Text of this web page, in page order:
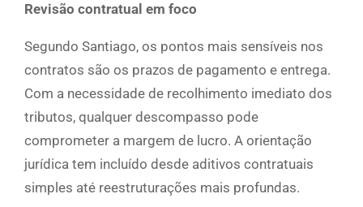
Revisão contratual em foco
Segundo Santiago, os pontos mais sensíveis nos
contratos são os prazos de pagamento e entrega.
Com a necessidade de recolhimento imediato dos
tributos, qualquer descompasso pode
comprometer a margem de lucro. A orientação
jurídica tem incluído desde aditivos contratuais
simples até reestruturações mais profundas.